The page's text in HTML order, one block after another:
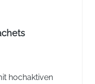
hochaktiven